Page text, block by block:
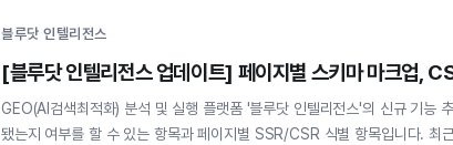
블루닷 인텔리전스
[블루닷 인텔리전스 업데이트] 페이지별 스키마 마크업,
GEO(AI검색최적화) 분석 및 실행 플랫폼 '블루닷 인텔리전스'의 신규 기능
됐는지 여부를 할 수 있는 항목과 페이지별 SSR/CSR 식별 항목입니다. 최근 들어 구조화된 데이터를 상징하는 스키마 마크업